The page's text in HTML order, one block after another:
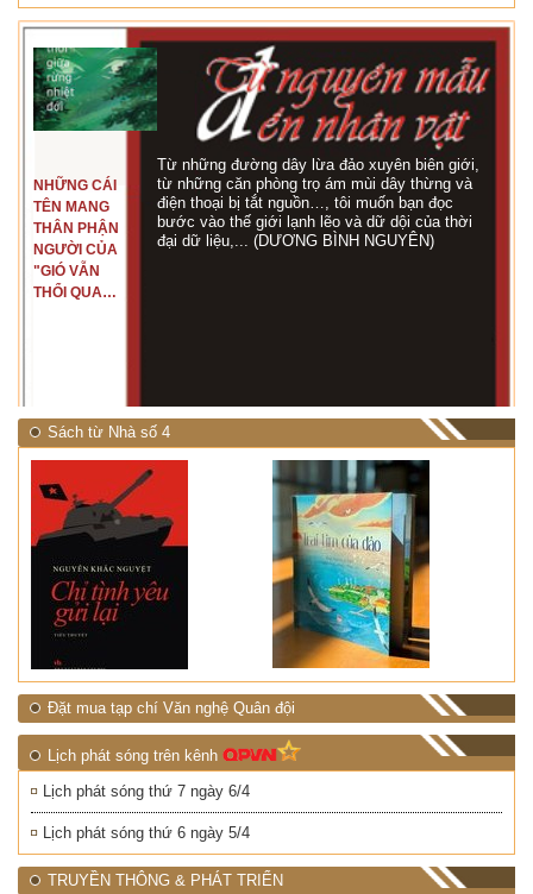
NHỮNG CÁI
TÊN MANG
THÂN PHẬN
NGƯỜI CỦA
"GIÓ VẪN
THỔI QUA
Từ những đường dây lừa đảo xuyên biên giới,
từ những căn phòng trọ ám mùi dây thừng và
điện thoại bị tắt nguồn…, tôi muốn bạn đọc
bước vào thế giới lạnh lẽo và dữ dội của thời
đại dữ liệu,... (DƯƠNG BÌNH NGUYÊN)
Sách từ Nhà số 4
Đặt mua tạp chí Văn nghệ Quân đội
Lịch phát sóng trên kênh
Lịch phát sóng thứ 7 ngày 6/4
Lịch phát sóng thứ 6 ngày 5/4
TRUYỀN THÔNG & PHÁT TRIỂN